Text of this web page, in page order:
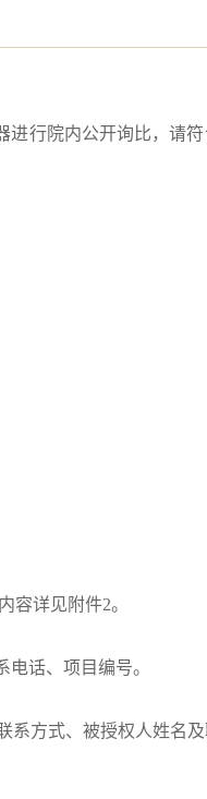
进行院内公开询比，请
容详见附件2。
电话、项目编号。
系方式、被授权人姓名